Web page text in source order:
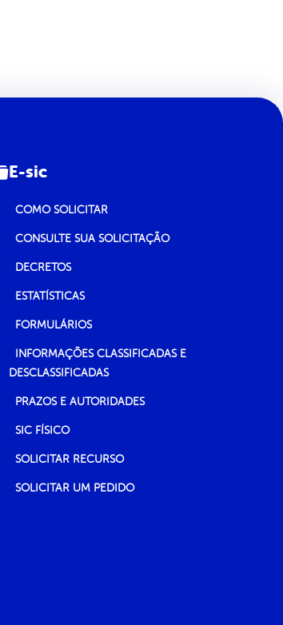
E-sic
COMO SOLICITAR
CONSULTE SUA SOLICITAÇÃO
DECRETOS
ESTATÍSTICAS
FORMULÁRIOS
INFORMAÇÕES CLASSIFICADAS E
DESCLASSIFICADAS
PRAZOS E AUTORIDADES
SIC FÍSICO
SOLICITAR RECURSO
SOLICITAR UM PEDIDO